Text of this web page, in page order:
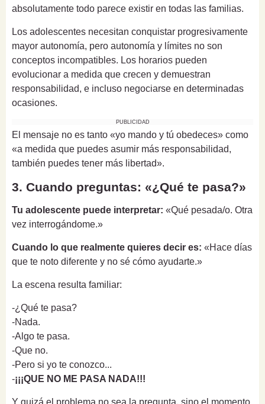
absolutamente todo parece existir en todas las familias.
Los adolescentes necesitan conquistar progresivamente
mayor autonomía, pero autonomía y límites no son
conceptos incompatibles. Los horarios pueden
evolucionar a medida que crecen y demuestran
responsabilidad, e incluso negociarse en determinadas
ocasiones.
PUBLICIDAD
El mensaje no es tanto «yo mando y tú obedeces» como
«a medida que puedes asumir más responsabilidad,
también puedes tener más libertad».
3. Cuando preguntas: «¿Qué te pasa?»
Tu adolescente puede interpretar: «Qué pesada/o. Otra
vez interrogándome.»
Cuando lo que realmente quieres decir es: «Hace días
que te noto diferente y no sé cómo ayudarte.»
La escena resulta familiar:
-¿Qué te pasa?
-Nada.
-Algo te pasa.
-Que no.
-Pero si yo te conozco...
-¡¡¡QUE NO ME PASA NADA!!!
Y quizá el problema no sea la pregunta, sino el momento